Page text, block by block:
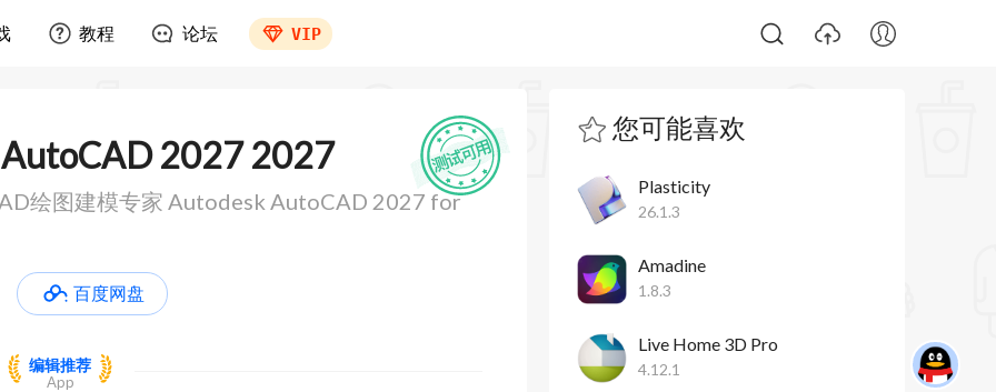
教程 论坛 VIP
2027 2027
绘图建模专家 Autodesk AutoCAD 2027 for
百度网盘
编辑推荐
App
您可能喜欢
Plasticity
26.1.3
Amadine
1.8.3
Live Home 3D Pro
4.12.1